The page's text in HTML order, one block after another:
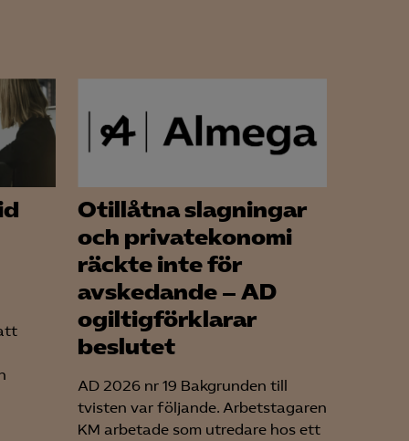
Otillåtna slagningar
och privatekonomi
räckte inte för
avskedande – AD
ogiltigförklarar
beslutet
AD 2026 nr 19 Bakgrunden till
tvisten var följande. Arbetstagaren
KM arbetade som utredare hos ett